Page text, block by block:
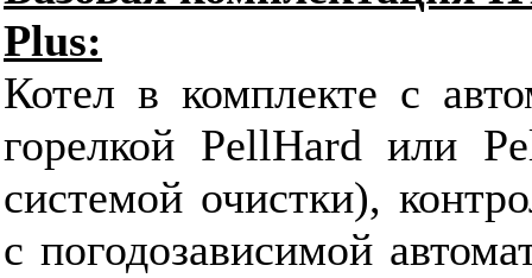
Plus:
Котел в комплекте c
горелкой PellHard или
системой очистки),
с погодозависимой